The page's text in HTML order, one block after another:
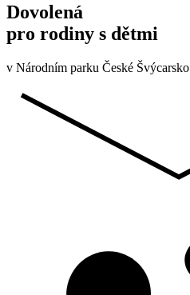
Dovolená
pro rodiny s dětmi
v Národním parku České Švýcarsko